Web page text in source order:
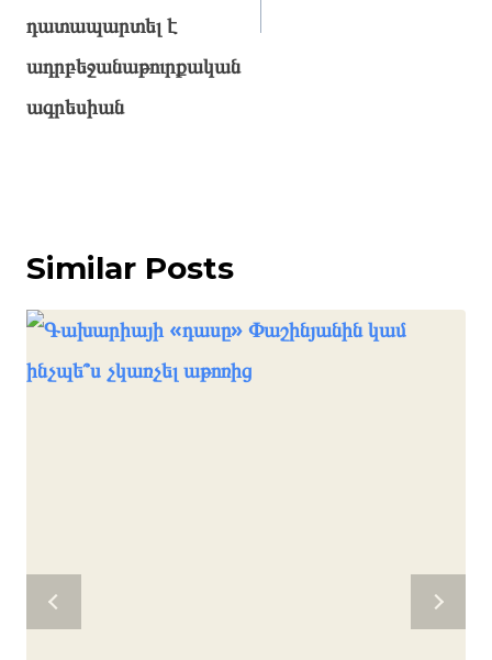
դատապարտել է
ադրբեջանաթուրքական
ագրեսիան
Similar Posts